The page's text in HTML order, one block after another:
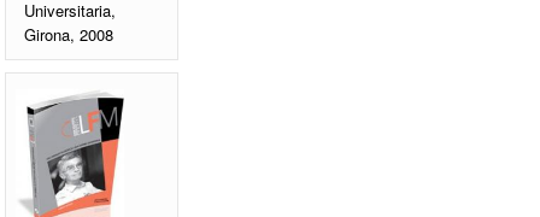
Universitaria,
Girona, 2008